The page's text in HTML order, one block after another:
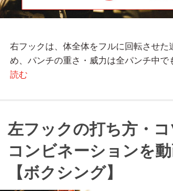
右フックは、体全体をフルに回転させた
め、パンチの重さ・威力は全パンチ中で
読む
左フックの打ち方・コ
コンビネーションを
【ボクシング】